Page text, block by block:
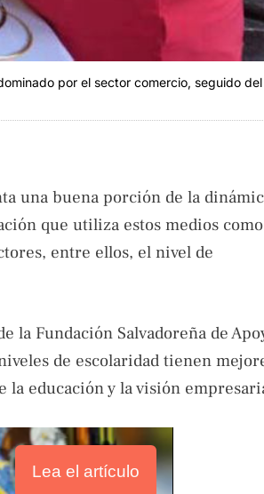
por el sector comercio, seguido
una buena porción de la
que utiliza estos medios
entre ellos, el nivel de
la Fundación Salvadoreña de
de escolaridad tienen
la educación y la visión
Lea el artículo